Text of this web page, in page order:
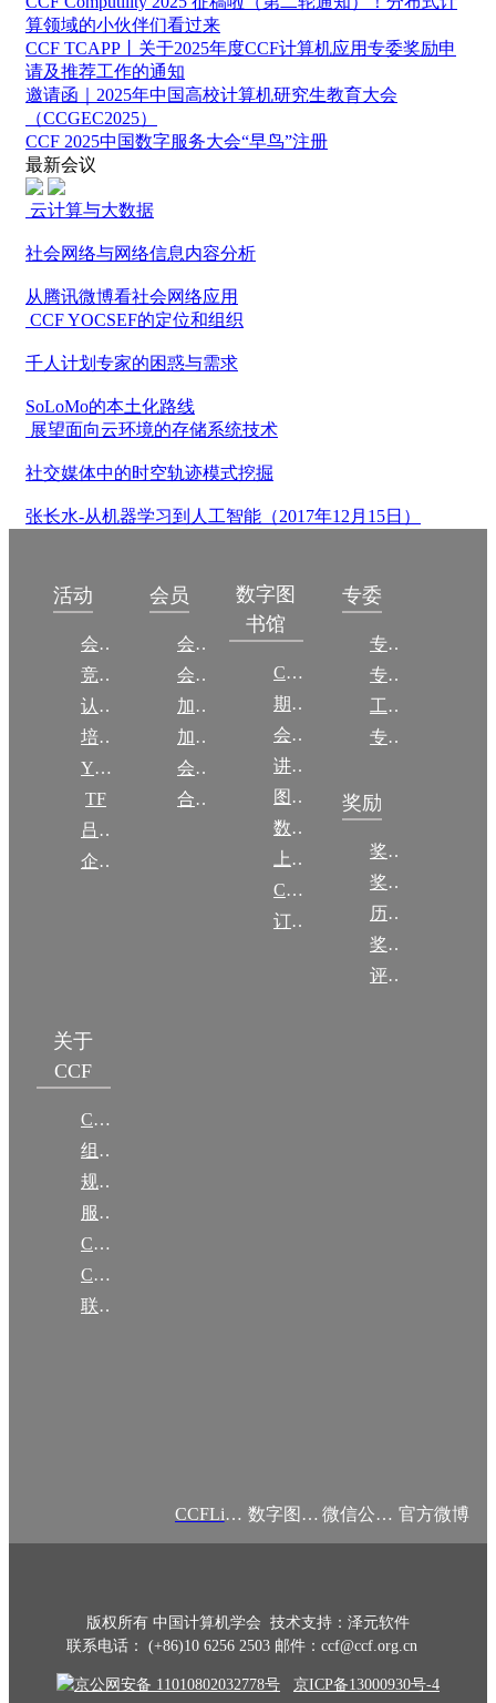
算领域的小伙伴们看过来
CCF TCAPP丨关于2025年度CCF计算机应用专委奖励申
请及推荐工作的通知
邀请函｜2025年中国高校计算机研究生教育大会
（CCGEC2025）
CCF 2025中国数字服务大会“早鸟”注册
最新会议
云计算与大数据
社会网络与网络信息内容分析
从腾讯微博看社会网络应用
CCF YOCSEF的定位和组织
千人计划专家的困惑与需求
SoLoMo的本土化路线
展望面向云环境的存储系统技术
社交媒体中的时空轨迹模式挖掘
张长水-从机器学习到人工智能（2017年12月15日）
活动
会议
竞赛
认证
培训
YOCSEF
TF
吕梁振兴
企智会
会员
会员简介
会员权益
加入CCF
加入CCF
会员交费
合作伙伴
数字图
书馆
CCCF
期刊
会议
讲稿
图集
数图编审委员会
上传/发布作品
CCF DL Focus
订阅《计算》
专委
专委简介
专委条例
工作问答
专委名单
奖励
奖励动态
奖励目录
历年获奖名单
奖项推荐
评奖条例
关于
CCF
CCF简介
组织机构
规章
服务项目
CCF大事记
CCF创建60周年
联系我们
CCFLink APP 数字图书馆 微信公众号 官方微博
版权所有 中国计算机学会 技术支持：泽元软件
联系电话： (+86)10 6256 2503 邮件：ccf@ccf.org.cn
京公网安备 11010802032778号 京ICP备13000930号-4